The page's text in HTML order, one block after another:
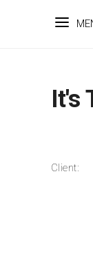
It's
Client: